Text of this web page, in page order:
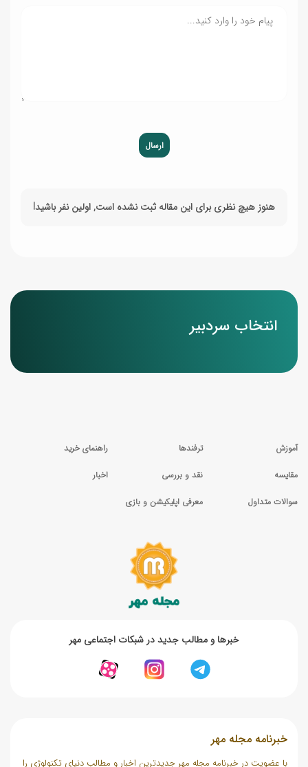
ارسال
هنوز هیچ نظری برای این مقاله ثبت نشده است, اولین نفر باشید!
انتخاب سردبیر
آموزش ترفندها راهنمای خرید
مقایسه نقد و بررسی اخبار
سوالات متداول معرفی اپلیکیشن و بازی
خبر‌ها و مطالب جدید در شبکات اجتماعی مهر
خبرنامه مجله مهر
با عضویت در خبرنامه مجله مهر جدیدترین اخبار و مطالب دنیای تکنولوژی را